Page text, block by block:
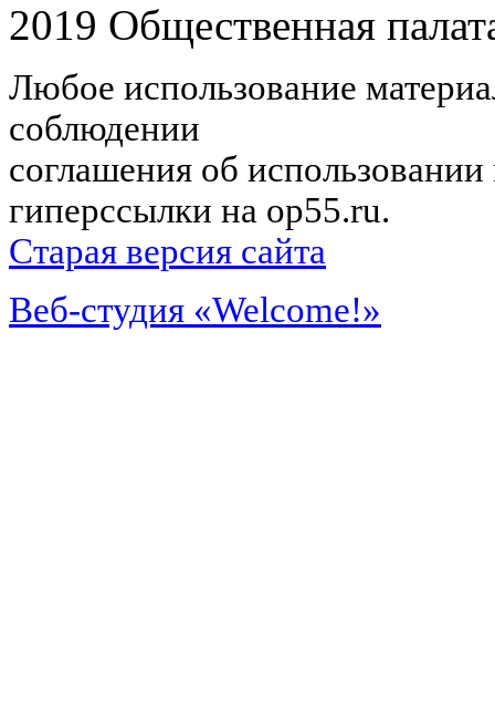
2019 Общественная
Любое использование
соблюдении
соглашения об
гиперссылки на op55.ru.
Старая версия сайта
Веб-студия «Welcome!»